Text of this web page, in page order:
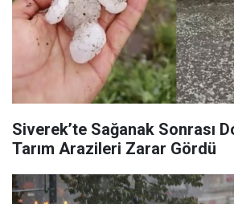
Siverek’te Sağanak Sonrası
Tarım Arazileri Zarar Gördü